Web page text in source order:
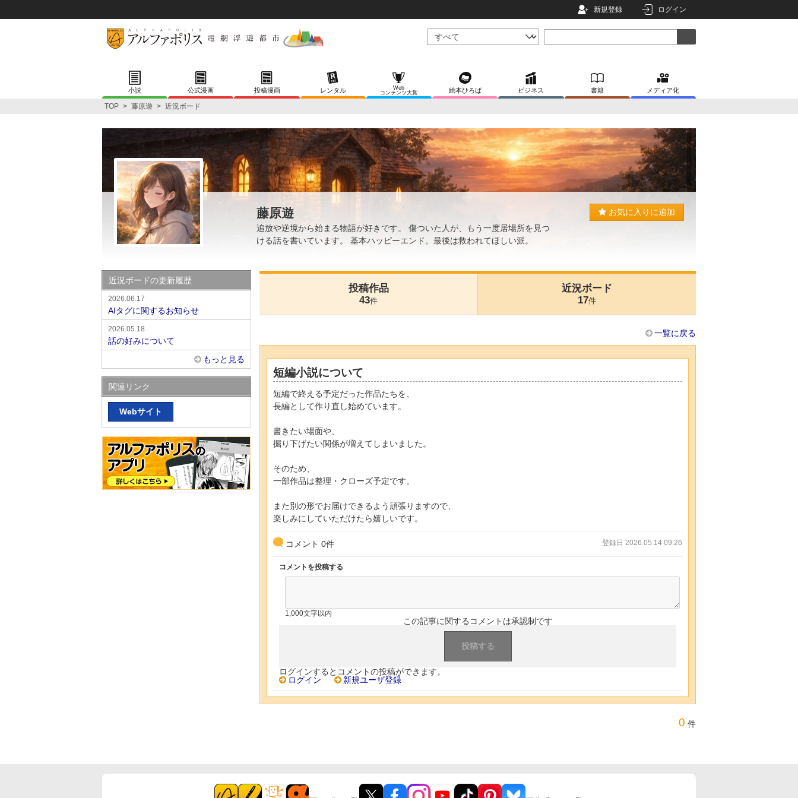
新規登録 ログイン
小説 公式漫画 投稿漫画 レンタル
Web
コンテンツ大賞
絵本ひろば ビジネス 書籍 メディア化
TOP > 藤原遊 > 近況ボード
藤原遊
追放や逆境から始まる物語が好きです。 傷ついた人が、もう一度居場所を見つ
ける話を書いています。 基本ハッピーエンド。最後は救われてほしい派。
お気に入りに追加
投稿作品
43件
近況ボード
17件
一覧に戻る
短編小説について
短編で終える予定だった作品たちを、
長編として作り直し始めています。
書きたい場面や、
掘り下げたい関係が増えてしまいました。
そのため、
一部作品は整理・クローズ予定です。
また別の形でお届けできるよう頑張りますので、
楽しみにしていただけたら嬉しいです。
コメント 0件 登録日 2026.05.14 09:26
コメントを投稿する
1,000文字以内
この記事に関するコメントは承認制です
ログインするとコメントの投稿ができます。
ログイン
新規ユーザ登録
0 件
近況ボードの更新履歴
2026.06.17
AIタグに関するお知らせ
2026.05.18
話の好みについて
もっと見る
関連リンク
Webサイト